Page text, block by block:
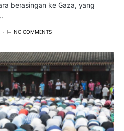
berasingan ke Gaza, yang
NO COMMENTS